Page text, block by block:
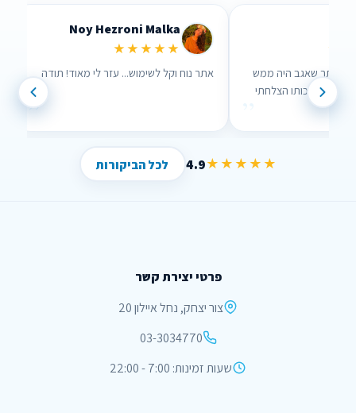
אתר נוח וקל
Lidor Levi
★★★★★
ערכתי השוואה דרך האתר שאגב היה ממש
נוח לשימוש וממש עזר לי , בזכותו הצלחתי
להם!
”
★★★★★
4.9 לכל הביקורות
פרטי יצירת קשר
צור יצחק, נחל איילון 20
03-3034770
שעות זמינות: 7:00 - 22:00